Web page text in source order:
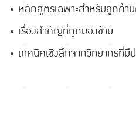
• หลักสูตรเฉพาะสำหรับลูกค้า
• เรื่องสำคัญที่ถูกมองข้าม
• เทคนิคเชิงลึกจากวิทยากรที่